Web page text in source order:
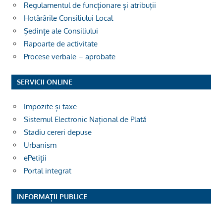
Regulamentul de funcționare și atribuții
Hotărârile Consiliului Local
Ședințe ale Consiliului
Rapoarte de activitate
Procese verbale – aprobate
SERVICII ONLINE
Impozite și taxe
Sistemul Electronic Național de Plată
Stadiu cereri depuse
Urbanism
ePetiții
Portal integrat
INFORMAȚII PUBLICE